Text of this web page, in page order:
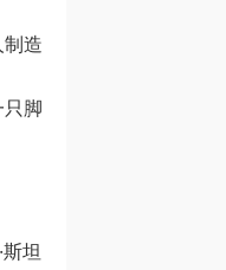
造
脚
坦